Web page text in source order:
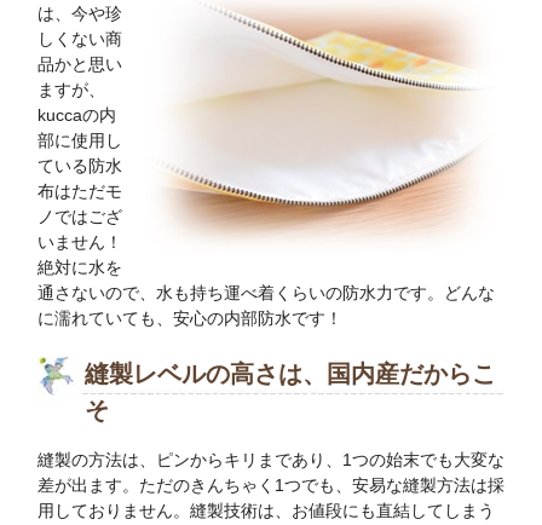
は、今や珍
しくない商
品かと思い
ますが、
kuccaの内
部に使用し
ている防水
布はただモ
ノではござ
いません！
絶対に水を
通さないので、水も持ち運べ着くらいの防水力です。どんな
に濡れていても、安心の内部防水です！
縫製レベルの高さは、国内産だからこ
そ
縫製の方法は、ピンからキリまであり、1つの始末でも大変な
差が出ます。ただのきんちゃく1つでも、安易な縫製方法は採
用しておりません。縫製技術は、お値段にも直結してしまう